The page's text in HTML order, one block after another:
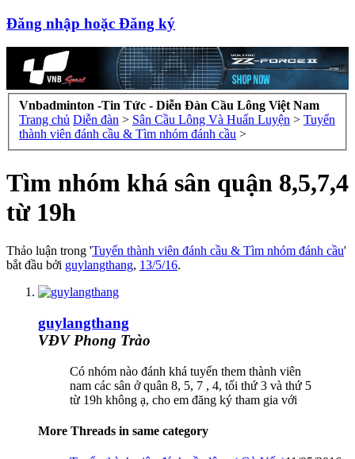
Đăng nhập hoặc Đăng ký
Vnbadminton -Tin Tức - Diễn Đàn Cầu Lông Việt Nam
Trang chủ Diễn đàn > Sân Cầu Lông Và Huấn Luyện > Tuyển
thành viên đánh cầu & Tìm nhóm đánh cầu >
Tìm nhóm khá sân quận 8,5,7,4
từ 19h
Thảo luận trong 'Tuyển thành viên đánh cầu & Tìm nhóm đánh cầu'
bắt đầu bởi guylangthang, 13/5/16.
guylangthang
VĐV Phong Trào
Có nhóm nào đánh khá tuyển them thành viên
nam các sân ở quân 8, 5, 7 , 4, tối thứ 3 và thứ 5
từ 19h không ạ, cho em đăng ký tham gia với
More Threads in same category